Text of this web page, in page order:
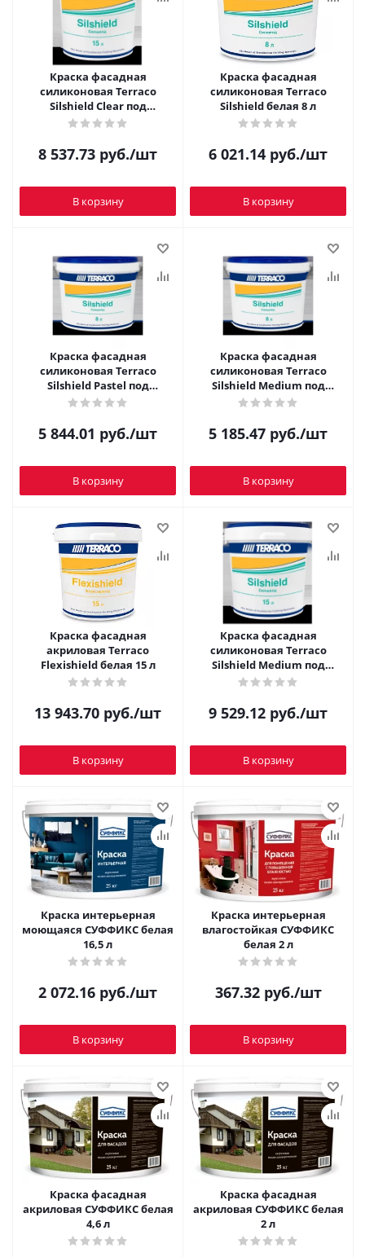
Краска фасадная
силиконовая Terraco
Silshield Clear под
колеровку 15 л
8 537.73 руб./шт
В корзину
Краска фасадная
силиконовая Terraco
Silshield белая 8 л
6 021.14 руб./шт
В корзину
Краска фасадная
силиконовая Terraco
Silshield Pastel под
колеровку 8 л
5 844.01 руб./шт
В корзину
Краска фасадная
силиконовая Terraco
Silshield Medium под
колеровку 8 л
5 185.47 руб./шт
В корзину
Краска фасадная
акриловая Terraco
Flexishield белая 15 л
13 943.70 руб./шт
В корзину
Краска фасадная
силиконовая Terraco
Silshield Medium под
колеровку 15 л
9 529.12 руб./шт
В корзину
Краска интерьерная
моющаяся СУФФИКС белая
16,5 л
2 072.16 руб./шт
В корзину
Краска интерьерная
влагостойкая СУФФИКС
белая 2 л
367.32руб./шт
В корзину
Краска фасадная
акриловая СУФФИКС белая
4,6 л
Краска фасадная
акриловая СУФФИКС белая
2 л